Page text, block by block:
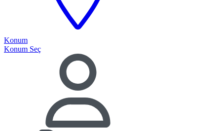
Konum
Konum Seç